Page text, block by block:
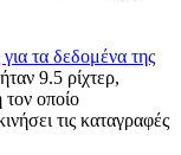
τα δεδομένα της
9.5 ρίχτερ,
οποίο
τις καταγραφές